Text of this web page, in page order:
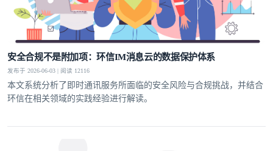
安全合规不是附加项：环信IM消息云的数据保护体系
发布于 2026-06-03 | 阅读 12116
本文系统分析了即时通讯服务所面临的安全风险与合规挑战，并结合
环信在相关领域的实践经验进行解读。